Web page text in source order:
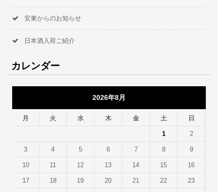
安東からのお知らせ
日本酒入荷ご紹介
カレンダー
2026年8月
月 火 水 木 金 土 日
1 2
3 4 5 6 7 8 9
10 11 12 13 14 15 16
17 18 19 20 21 22 23